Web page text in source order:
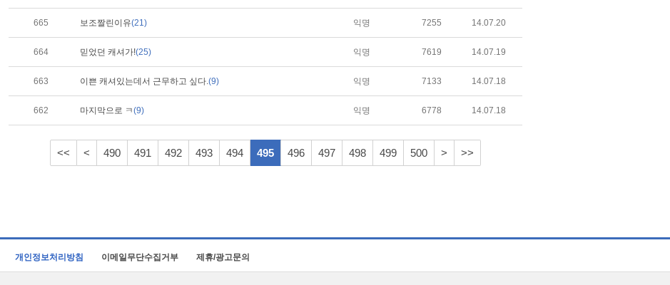
665 보조짤린이유(21) 익명 7255 14.07.20
664 믿었던 캐셔가!(25) 익명 7619 14.07.19
663 이쁜 캐셔있는데서 근무하고 싶다.(9) 익명 7133 14.07.18
662 마지막으로 ㅋ(9) 익명 6778 14.07.18
<< < 490 491 492 493 494 495 496 497 498 499 500 > >>
개인정보처리방침 이메일무단수집거부 제휴/광고문의